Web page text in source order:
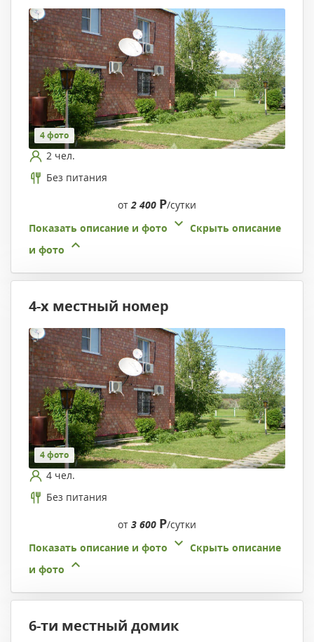
4 фото
2 чел.
Без питания
от 2 400 Р/сутки
Показать описание и фото
Скрыть описание
и фото
4-х местный номер
4 фото
4 чел.
Без питания
от 3 600 Р/сутки
Показать описание и фото
Скрыть описание
и фото
6-ти местный домик